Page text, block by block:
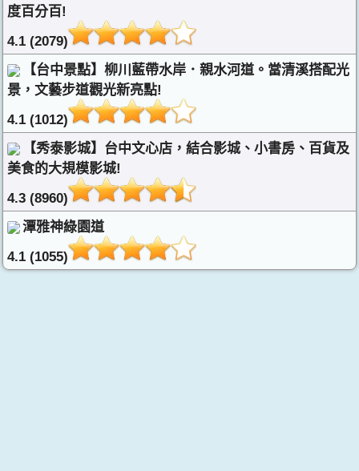
度百分百!
4.1 (2079)
【台中景點】柳川藍帶水岸．親水河道。當清溪搭配光
景，文藝步道觀光新亮點!
4.1 (1012)
【秀泰影城】台中文心店，結合影城、小書房、百貨及
美食的大規模影城!
4.3 (8960)
潭雅神綠園道
4.1 (1055)